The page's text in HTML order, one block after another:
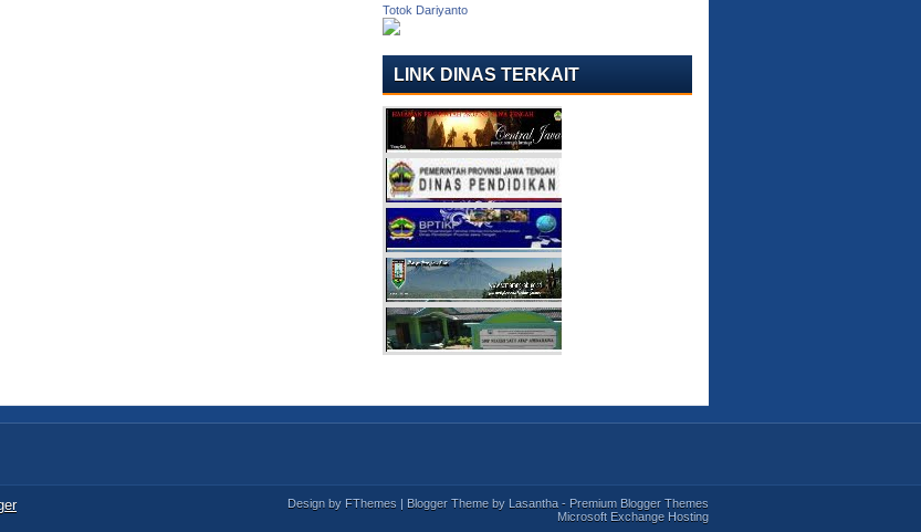
Totok Dariyanto
LINK DINAS TERKAIT
Design by FThemes | Blogger Theme by Lasantha - Premium Blogger Themes
Microsoft Exchange Hosting